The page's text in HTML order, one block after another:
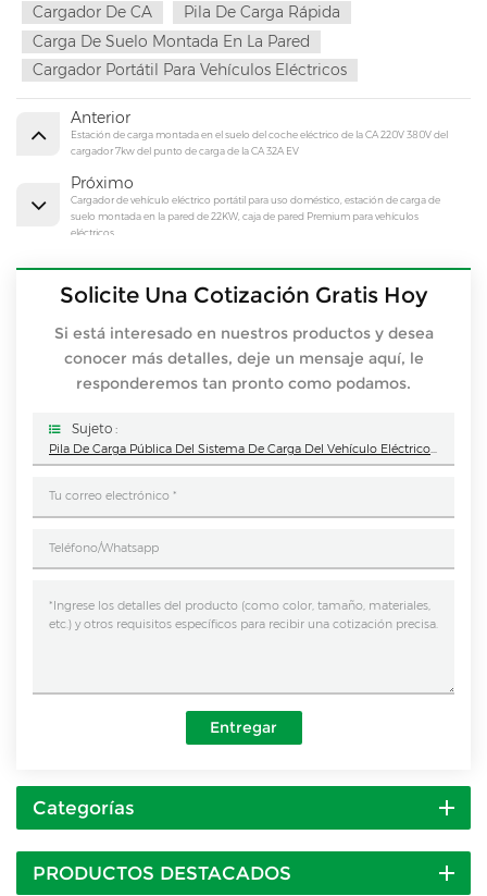
Cargador De CA
Pila De Carga Rápida
Carga De Suelo Montada En La Pared
Cargador Portátil Para Vehículos Eléctricos
Anterior
Estación de carga montada en el suelo del coche eléctrico de la CA 220V 380V del
cargador 7kw del punto de carga de la CA 32A EV
Próximo
Cargador de vehículo eléctrico portátil para uso doméstico, estación de carga de
suelo montada en la pared de 22KW, caja de pared Premium para vehículos
eléctricos
Solicite Una Cotización Gratis Hoy
Si está interesado en nuestros productos y desea
conocer más detalles, deje un mensaje aquí, le
responderemos tan pronto como podamos.
Sujeto :
Pila De Carga Pública Del Sistema De Carga Del Vehículo Eléctrico De Ocpp Del CE Tipo-2 De La Estación De Carga De La CA EV Del Montaje En Pared Del Piso 11kW AC
Entregar
Categorías
PRODUCTOS DESTACADOS